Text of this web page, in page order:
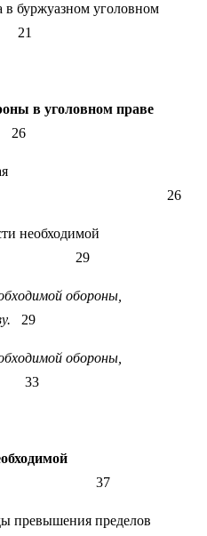
уголовном
в уголовном праве
26
необходимой
29
обороны,
29
обороны,
37
пределов